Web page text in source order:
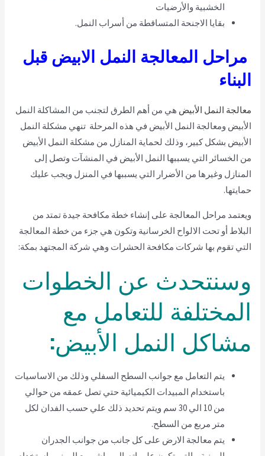
الخشبية والأرضيات
بقايا الاجنحة المتساقطة من أسراب النمل.
مراحل المعالجة النمل الابيض قبل
البناء
معالجة النمل الأبيض هي من أهم الطرق لتجنب من المشاكلة النمل
الأبيض ومعالجة النمل الأبيض في هذه المرحلة تنهي مشكلة النمل
الأبيض بشكل كبير، وذلك لحماية المنازل من مشكلة النمل الأبيض
من الخسائر التي يسببها النمل الأبيض في المنشآت وتصل إلى
المنازل وغيرها من الأضرار التي يسببها في المنزل ويجب عليك
حمايتها.
ويعتمد مراحل المعالجة على إنشاء خطة مكافحة جيدة تمتد من
البلاط أو تحت الالواح الخرسانية وتكون هي جزء من خطة المعالجة
التي تقوم بها شركات مكافحة الحشرات وهي شركة المجتهد بمكة:
وسنتحدث عن الخطوات
المختلفة للتعامل مع
مشاكل النمل الأبيض:
يتم التعامل مع جوانب السطح السفلي وذلك من الاساسيات
باستخدام المبيدات الكيميائية حتي تصل عمقه من حوالي
من 10 الي 30 سم ويتم تحديد ذلك علي حسب الفدان لكل
متر مربع من السطح.
يتم معالجة الارض على كل جانب من جوانب الجدران